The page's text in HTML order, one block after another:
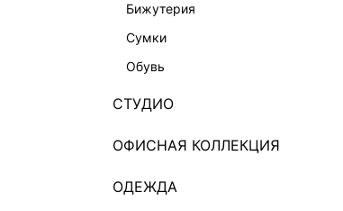
бижутерия
сумки
обувь
СТУДИО
ОФИСНАЯ КОЛЛЕКЦИЯ
ОДЕЖДА